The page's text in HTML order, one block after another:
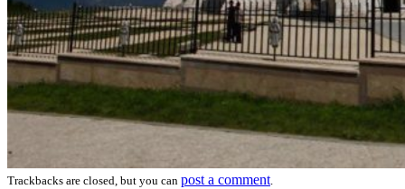
Trackbacks are closed, but you can post a comment.